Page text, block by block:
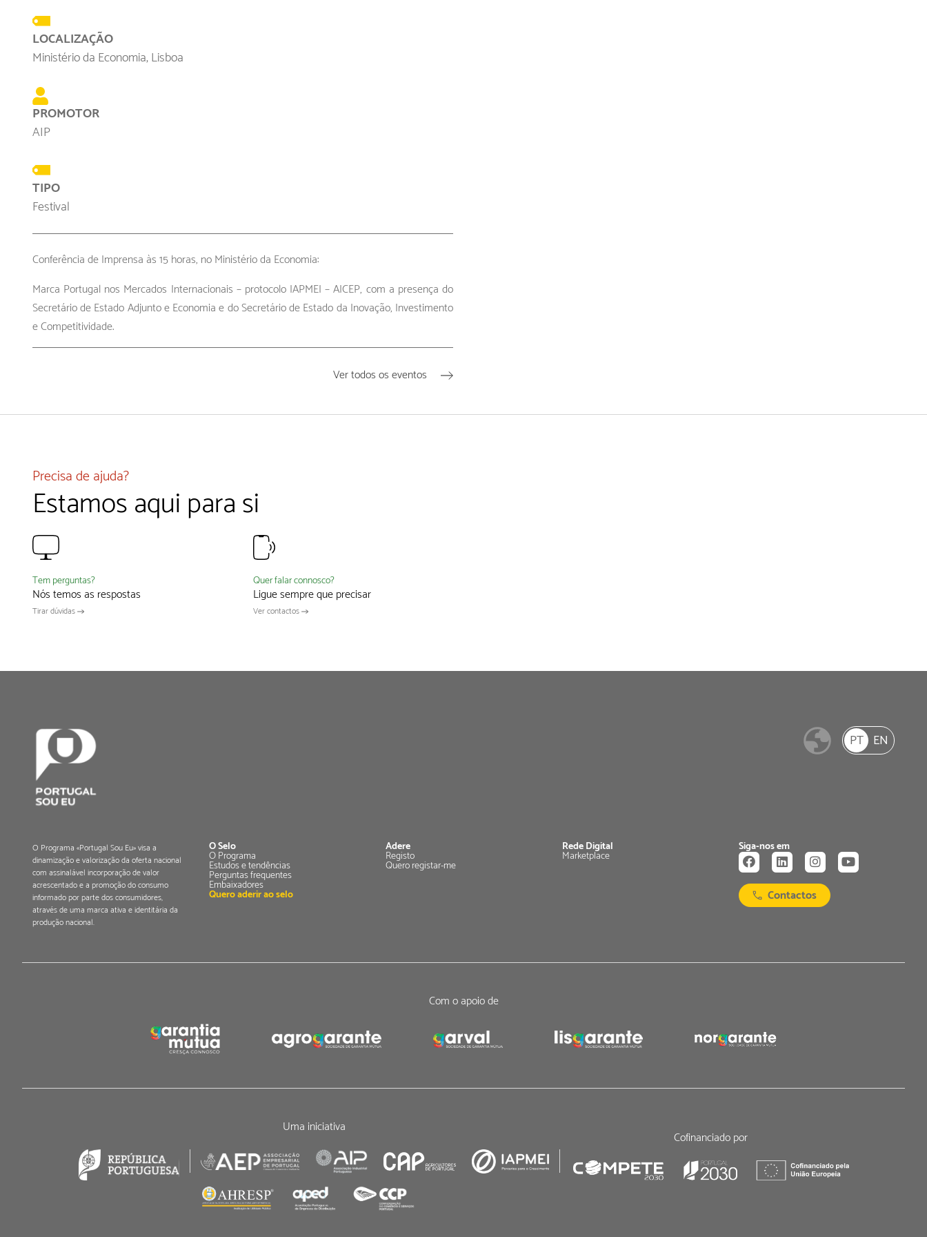
LOCALIZAÇÃO
Ministério da Economia, Lisboa
PROMOTOR
AIP
TIPO
Festival
Conferência de Imprensa às 15 horas, no Ministério da Economia:
Marca Portugal nos Mercados Internacionais – protocolo IAPMEI – AICEP, com a presença do
Secretário de Estado Adjunto e Economia e do Secretário de Estado da Inovação, Investimento
e Competitividade.
Ver todos os eventos
Precisa de ajuda?
Estamos aqui para si
Tem perguntas?
Nós temos as respostas
Tirar dúvidas
Quer falar connosco?
Ligue sempre que precisar
Ver contactos
PT EN
O Programa «Portugal Sou Eu» visa a
dinamização e valorização da oferta nacional
com assinalável incorporação de valor
acrescentado e a promoção do consumo
informado por parte dos consumidores,
através de uma marca ativa e identitária da
produção nacional.
O Selo
O Programa
Estudos e tendências
Perguntas frequentes
Embaixadores
Quero aderir ao selo
Adere
Registo
Quero registar-me
Rede Digital
Marketplace
Siga-nos em
Contactos
Com o apoio de
Uma iniciativa
Cofinanciado por